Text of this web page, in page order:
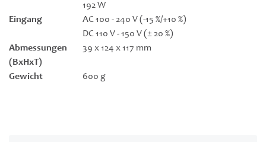
192 W
Eingang
AC 100 - 240 V (-15 %/+10 %)
DC 110 V - 150 V (± 20 %)
Abmessungen
(BxHxT)
39 x 124 x 117 mm
Gewicht 600 g